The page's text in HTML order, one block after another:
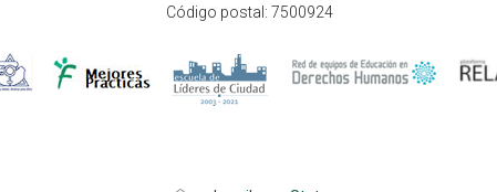
Código postal: 7500924